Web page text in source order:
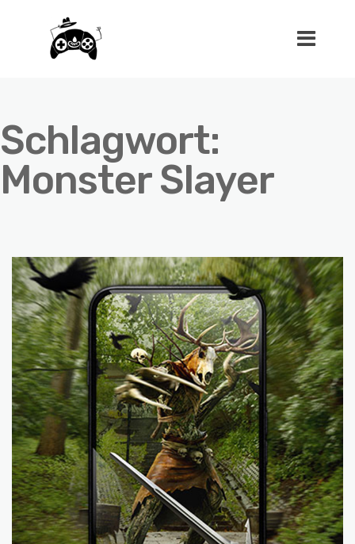
Schlagwort:
Monster Slayer